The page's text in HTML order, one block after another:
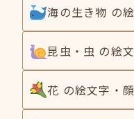
海の生き物 の
昆虫・虫 の絵
花 の絵文字・